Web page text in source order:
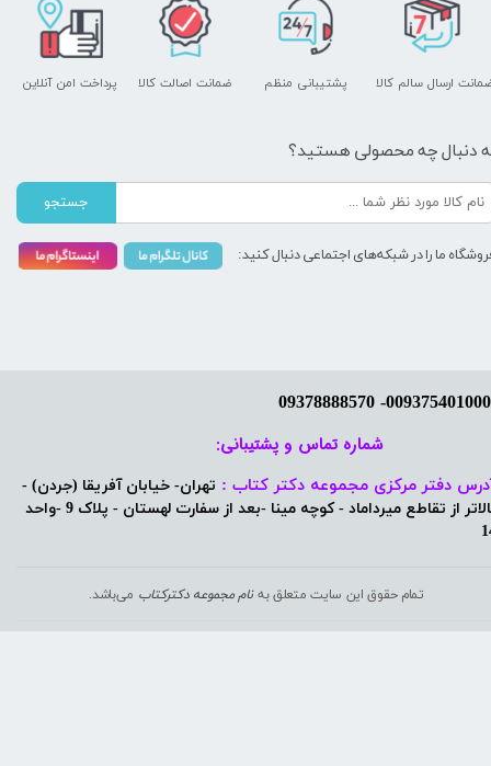
دفتر مرکزی مجموعه دکتر کتاب : تهران- خیابان آفریقا (جردن) -
بالاتر از تقاطع میرداماد - کوچه مینا -بعد از سفارت لهستان - پلاک 9 -واحد
تمام حقوق این سایت متعلق بهنام مجموعه دکترکتاب می‌باشد.
شماره تماس و پشتیبانی: ​​​​​​​
پشتیبانی منظم پرداخت امن آنلاین ارسال سالم کالا ضمانت اصالت کالا
دنبال چه محصولی هستید؟
جستجو
ما را در شبکه‌های اجتماعی دنبال کنید: